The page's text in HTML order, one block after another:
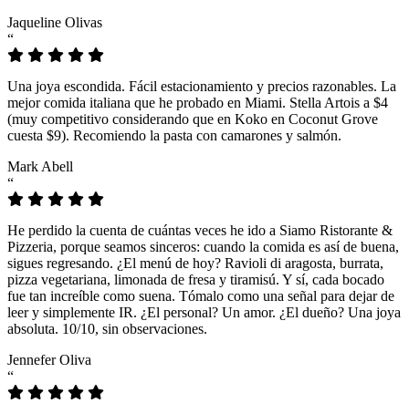
Jaqueline Olivas
“
Una joya escondida. Fácil estacionamiento y precios razonables. La
mejor comida italiana que he probado en Miami. Stella Artois a $4
(muy competitivo considerando que en Koko en Coconut Grove
cuesta $9). Recomiendo la pasta con camarones y salmón.
Mark Abell
“
He perdido la cuenta de cuántas veces he ido a Siamo Ristorante &
Pizzeria, porque seamos sinceros: cuando la comida es así de buena,
sigues regresando. ¿El menú de hoy? Ravioli di aragosta, burrata,
pizza vegetariana, limonada de fresa y tiramisú. Y sí, cada bocado
fue tan increíble como suena. Tómalo como una señal para dejar de
leer y simplemente IR. ¿El personal? Un amor. ¿El dueño? Una joya
absoluta. 10/10, sin observaciones.
Jennefer Oliva
“